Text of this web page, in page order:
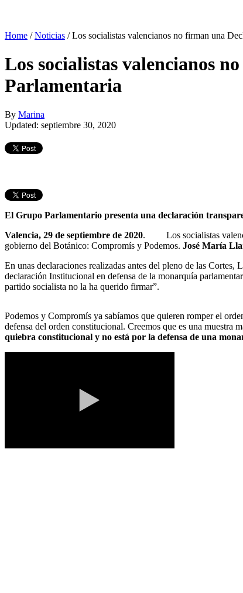
Home /Noticias /Los socialistas valencianos no firman una
Los socialistas valencianos
Parlamentaria
By Marina
Updated: septiembre 30, 2020
El Grupo Parlamentario presenta una declaración
Valencia, 29 de septiembre de 2020. Los socialistas
gobierno del Botánico: Compromís y Podemos. José María
En unas declaraciones realizadas antes del pleno de las Cortes,
declaración Institucional en defensa de la monarquía
partido socialista no la ha querido firmar”.
Podemos y Compromís ya sabíamos que quieren romper el
defensa del orden constitucional. Creemos que es una
quiebra constitucional y no está por la defensa de una